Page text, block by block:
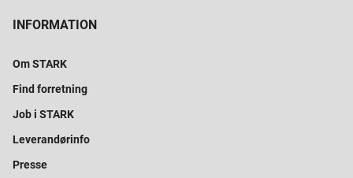
INFORMATION
Om STARK
Find forretning
Job i STARK
Leverandørinfo
Presse